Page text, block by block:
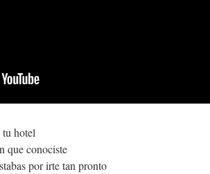
hotel
que conociste
por irte tan pronto